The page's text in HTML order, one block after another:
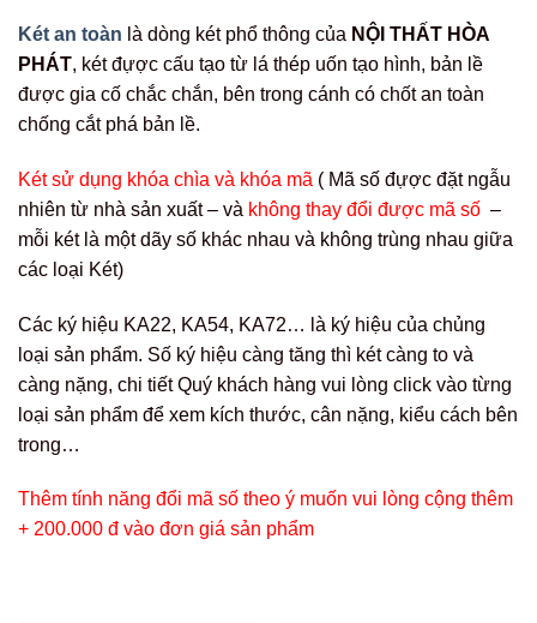
Két an toàn là dòng két phổ thông của NỘI THẤT HÒA
PHÁT, két đựợc cấu tạo từ lá thép uốn tạo hình, bản lề
được gia cố chắc chắn, bên trong cánh có chốt an toàn
chống cắt phá bản lề.
Két sử dụng khóa chìa và khóa mã ( Mã số đựợc đặt ngẫu
nhiên từ nhà sản xuất – và không thay đổi được mã số –
mỗi két là một dãy số khác nhau và không trùng nhau giữa
các loại Két)
Các ký hiệu KA22, KA54, KA72… là ký hiệu của chủng
loại sản phẩm. Số ký hiệu càng tăng thì két càng to và
càng nặng, chi tiết Quý khách hàng vui lòng click vào từng
loại sản phẩm để xem kích thước, cân nặng, kiểu cách bên
trong…
Thêm tính năng đổi mã số theo ý muốn vui lòng cộng thêm
+ 200.000 đ vào đơn giá sản phẩm